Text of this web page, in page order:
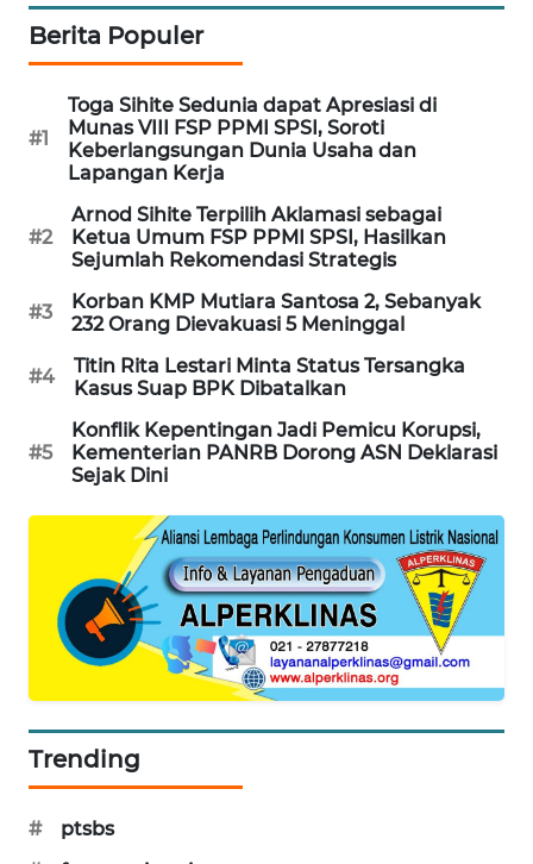
Berita Populer
#1
Toga Sihite Sedunia dapat Apresiasi di
Munas VIII FSP PPMI SPSI, Soroti
Keberlangsungan Dunia Usaha dan
Lapangan Kerja
#2
Arnod Sihite Terpilih Aklamasi sebagai
Ketua Umum FSP PPMI SPSI, Hasilkan
Sejumlah Rekomendasi Strategis
#3
Korban KMP Mutiara Santosa 2, Sebanyak
232 Orang Dievakuasi 5 Meninggal
#4
Titin Rita Lestari Minta Status Tersangka
Kasus Suap BPK Dibatalkan
#5
Konflik Kepentingan Jadi Pemicu Korupsi,
Kementerian PANRB Dorong ASN Deklarasi
Sejak Dini
Trending
#
ptsbs
Wahana
Network
KONSUMEN
LISTRIK
KELISTRIKAN
ID
MAWAKA
ID
MARTABAT
NET
WATCH
MKLI
LPKKI
LKKI
KOPEKLIN